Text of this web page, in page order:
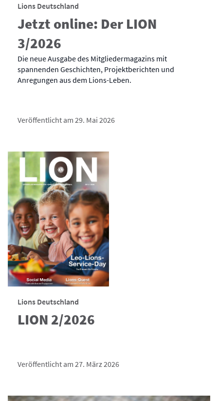
Lions Deutschland
Jetzt online: Der LION
3/2026
Die neue Ausgabe des Mitgliedermagazins mit
spannenden Geschichten, Projektberichten und
Anregungen aus dem Lions-Leben.
Veröffentlicht am 29. Mai 2026
Lions Deutschland
LION 2/2026
Veröffentlicht am 27. März 2026